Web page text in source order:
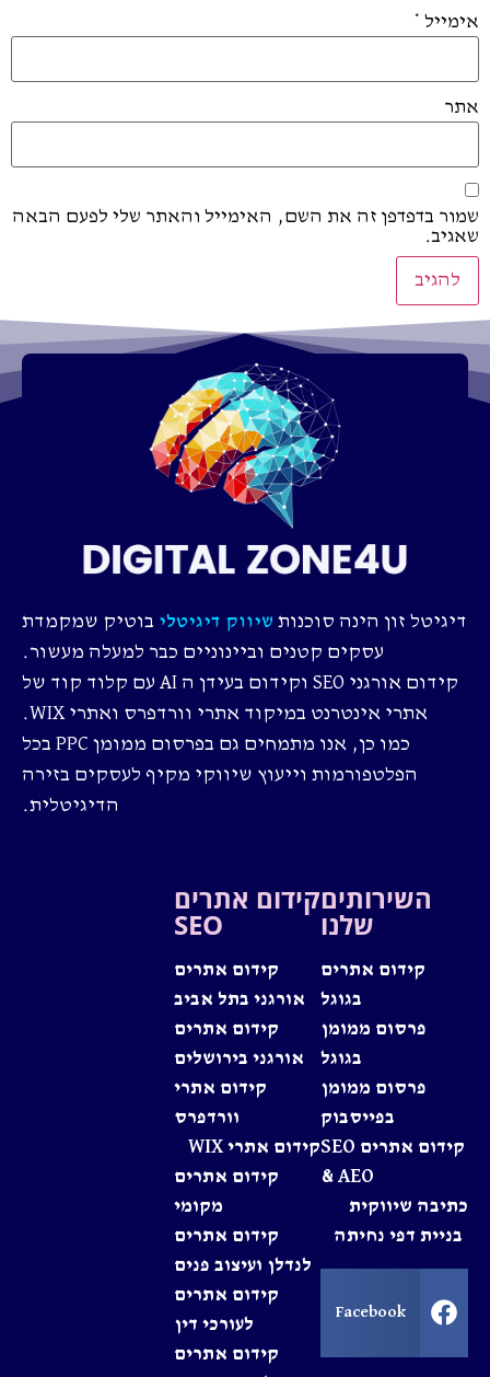
אימייל *
אתר
שמור בדפדפן זה את השם, האימייל והאתר שלי לפעם הבאה
שאגיב.
דיגיטל זון הינה סוכנות שיווק דיגיטלי בוטיק שמקמדת
עסקים קטנים וביינוניים כבר למעלה מעשור.
קידום אורגני SEO וקידום בעידן ה AI עם קלוד קוד של
אתרי אינטרנט במיקוד אתרי וורדפרס ואתרי WIX.
כמו כן, אנו מתמחים גם בפרסום ממומן PPC בכל
הפלטפורמות וייעוץ שיווקי מקיף לעסקים בזירה
הדיגיטלית.
השירותים
שלנו
קידום אתרים
בגוגל
פרסום ממומן
בגוגל
פרסום ממומן
בפייסבוק
קידום אתרים SEO
& AEO
כתיבה שיווקית
בניית דפי נחיתה
Facebook
קידום אתרים
SEO
קידום אתרים
אורגני בתל אביב
קידום אתרים
אורגני בירושלים
קידום אתרי
וורדפרס
קידום אתרי WIX
קידום אתרים
מקומי
קידום אתרים
לנדלן ועיצוב פנים
קידום אתרים
לעורכי דין
קידום אתרים